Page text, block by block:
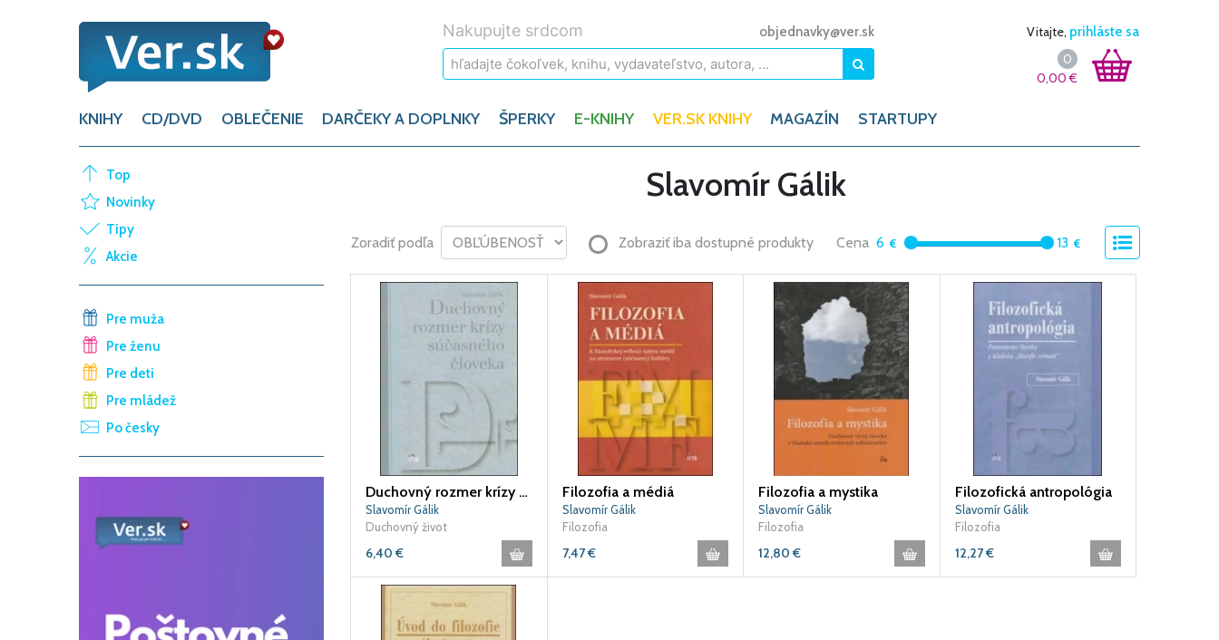
Nakupujte srdcom objednavky@ver.sk Vitajte, prihláste sa
0
0,00€
KNIHY CD/DVD OBLEČENIE DARČEKY A DOPLNKY ŠPERKY E-KNIHY VER.SK KNIHY MAGAZÍN STARTUPY
Top
Novinky
Tipy
Akcie
Pre muža
Pre ženu
Pre deti
Pre mládež
Po česky
Slavomír Gálik
Zoradiť podľa Zobraziť iba dostupné produkty Cena 6 13
Duchovný rozmer krízy súčasného človeka
Slavomír Gálik
Duchovný život
6,40 €
Filozofia a médiá
Slavomír Gálik
Filozofia
7,47€
Filozofia a mystika
Slavomír Gálik
Filozofia
12,80 €
Filozofická antropológia
Slavomír Gálik
Filozofia
12,27€